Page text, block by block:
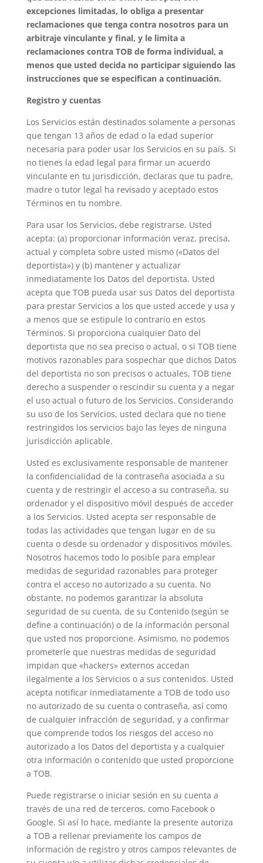
excepciones limitadas, lo obliga a presentar
reclamaciones que tenga contra nosotros para un
arbitraje vinculante y final, y le limita a
reclamaciones contra TOB de forma individual, a
menos que usted decida no participar siguiendo las
instrucciones que se especifican a continuación.
Registro y cuentas
Los Servicios están destinados solamente a personas
que tengan 13 años de edad o la edad superior
necesaria para poder usar los Servicios en su país. Si
no tienes la edad legal para firmar un acuerdo
vinculante en tu jurisdicción, declaras que tu padre,
madre o tutor legal ha revisado y aceptado estos
Términos en tu nombre.
Para usar los Servicios, debe registrarse. Usted
acepta: (a) proporcionar información veraz, precisa,
actual y completa sobre usted mismo («Datos del
deportista») y (b) mantener y actualizar
inmediatamente los Datos del deportista. Usted
acepta que TOB pueda usar sus Datos del deportista
para prestar Servicios a los que usted accede y usa y
a menos que se estipule lo contrario en estos
Términos. Si proporciona cualquier Dato del
deportista que no sea preciso o actual, o si TOB tiene
motivos razonables para sospechar que dichos Datos
del deportista no son precisos o actuales, TOB tiene
derecho a suspender o rescindir su cuenta y a negar
el uso actual o futuro de los Servicios. Considerando
su uso de los Servicios, usted declara que no tiene
restringidos los servicios bajo las leyes de ninguna
jurisdicción aplicable.
Usted es exclusivamente responsable de mantener
la confidencialidad de la contraseña asociada a su
cuenta y de restringir el acceso a su contraseña, su
ordenador y el dispositivo móvil después de acceder
a los Servicios. Usted acepta ser responsable de
todas las actividades que tengan lugar en de su
cuenta o desde su ordenador y dispositivos móviles.
Nosotros hacemos todo lo posible para emplear
medidas de seguridad razonables para proteger
contra el acceso no autorizado a su cuenta. No
obstante, no podemos garantizar la absoluta
seguridad de su cuenta, de su Contenido (según se
define a continuación) o de la información personal
que usted nos proporcione. Asimismo, no podemos
prometerle que nuestras medidas de seguridad
impidan que «hackers» externos accedan
ilegalmente a los Servicios o a sus contenidos. Usted
acepta notificar inmediatamente a TOB de todo uso
no autorizado de su cuenta o contraseña, así como
de cualquier infracción de seguridad, y a confirmar
que comprende todos los riesgos del acceso no
autorizado a los Datos del deportista y a cualquier
otra información o contenido que usted proporcione
a TOB.
Puede registrarse o iniciar sesión en su cuenta a
través de una red de terceros, como Facebook o
Google. Si así lo hace, mediante la presente autoriza
a TOB a rellenar previamente los campos de
información de registro y otros campos relevantes de